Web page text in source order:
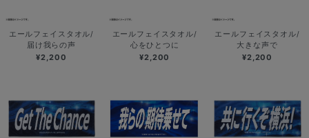
エールフェイスタオル/
届け我らの声
¥2,200
エールフェイスタオル/
心をひとつに
¥2,200
エールフェイスタオル/
大きな声で
¥2,200